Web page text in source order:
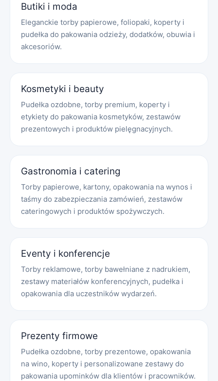
Butiki i moda
Eleganckie torby papierowe, foliopaki, koperty i
pudełka do pakowania odzieży, dodatków, obuwia i
akcesoriów.
Kosmetyki i beauty
Pudełka ozdobne, torby premium, koperty i
etykiety do pakowania kosmetyków, zestawów
prezentowych i produktów pielęgnacyjnych.
Gastronomia i catering
Torby papierowe, kartony, opakowania na wynos i
taśmy do zabezpieczania zamówień, zestawów
cateringowych i produktów spożywczych.
Eventy i konferencje
Torby reklamowe, torby bawełniane z nadrukiem,
zestawy materiałów konferencyjnych, pudełka i
opakowania dla uczestników wydarzeń.
Prezenty firmowe
Pudełka ozdobne, torby prezentowe, opakowania
na wino, koperty i personalizowane zestawy do
pakowania upominków dla klientów i pracowników.